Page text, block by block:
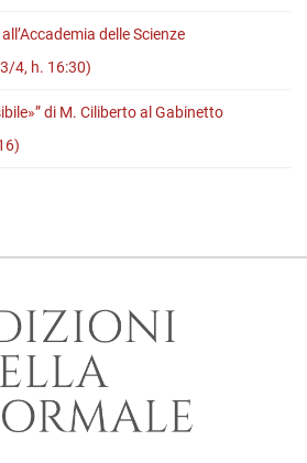
delle Scienze
4, h. 16:30)
di M. Ciliberto al Gabinetto